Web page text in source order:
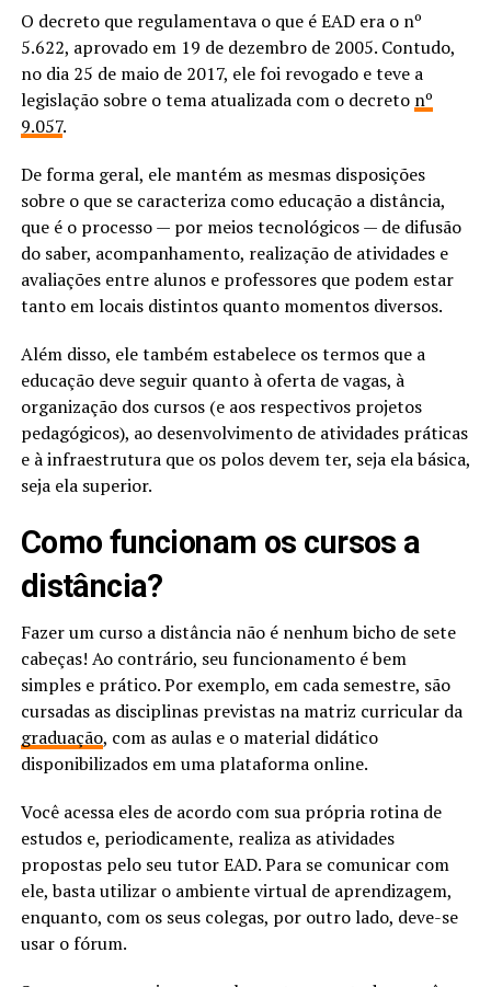
O decreto que regulamentava o que é EAD era o nº
5.622, aprovado em 19 de dezembro de 2005. Contudo,
no dia 25 de maio de 2017, ele foi revogado e teve a
legislação sobre o tema atualizada com o decreto nº
9.057.
De forma geral, ele mantém as mesmas disposições
sobre o que se caracteriza como educação a distância,
que é o processo — por meios tecnológicos — de difusão
do saber, acompanhamento, realização de atividades e
avaliações entre alunos e professores que podem estar
tanto em locais distintos quanto momentos diversos.
Além disso, ele também estabelece os termos que a
educação deve seguir quanto à oferta de vagas, à
organização dos cursos (e aos respectivos projetos
pedagógicos), ao desenvolvimento de atividades práticas
e à infraestrutura que os polos devem ter, seja ela básica,
seja ela superior.
Como funcionam os cursos a
distância?
Fazer um curso a distância não é nenhum bicho de sete
cabeças! Ao contrário, seu funcionamento é bem
simples e prático. Por exemplo, em cada semestre, são
cursadas as disciplinas previstas na matriz curricular da
graduação, com as aulas e o material didático
disponibilizados em uma plataforma online.
Você acessa eles de acordo com sua própria rotina de
estudos e, periodicamente, realiza as atividades
propostas pelo seu tutor EAD. Para se comunicar com
ele, basta utilizar o ambiente virtual de aprendizagem,
enquanto, com os seus colegas, por outro lado, deve-se
usar o fórum.